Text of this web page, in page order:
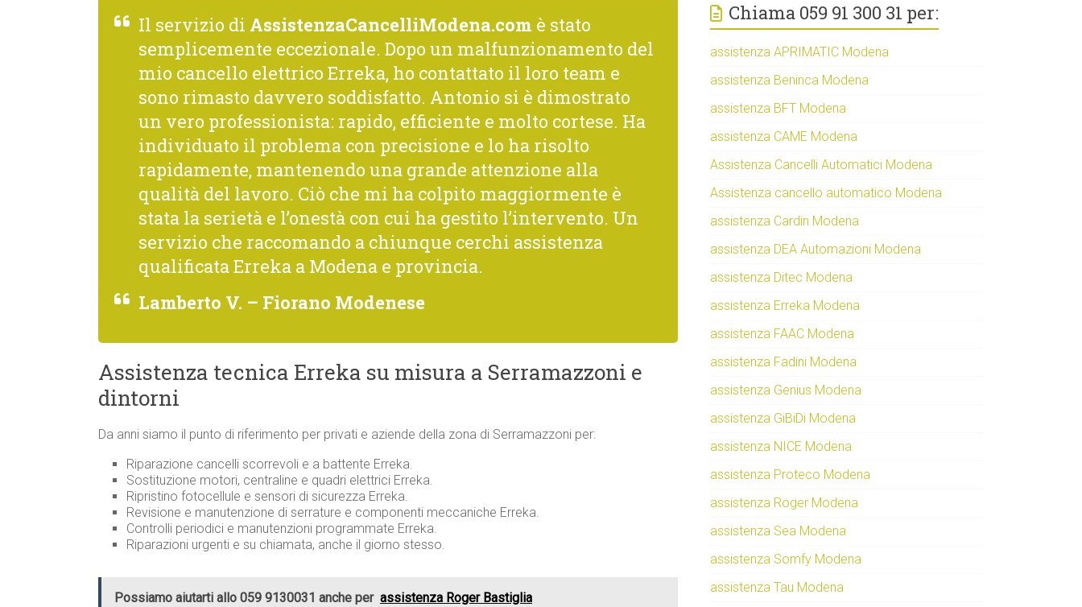
Il servizio di AssistenzaCancelliModena.com è stato
semplicemente eccezionale. Dopo un malfunzionamento del
mio cancello elettrico Erreka, ho contattato il loro team e
sono rimasto davvero soddisfatto. Antonio si è dimostrato
un vero professionista: rapido, efficiente e molto cortese. Ha
individuato il problema con precisione e lo ha risolto
rapidamente, mantenendo una grande attenzione alla
qualità del lavoro. Ciò che mi ha colpito maggiormente è
stata la serietà e l’onestà con cui ha gestito l’intervento. Un
servizio che raccomando a chiunque cerchi assistenza
qualificata Erreka a Modena e provincia.
Lamberto V. – Fiorano Modenese
Assistenza tecnica Erreka su misura a Serramazzoni e
dintorni
Da anni siamo il punto di riferimento per privati e aziende della zona di Serramazzoni per:
Riparazione cancelli scorrevoli e a battente Erreka.
Sostituzione motori, centraline e quadri elettrici Erreka.
Ripristino fotocellule e sensori di sicurezza Erreka.
Revisione e manutenzione di serrature e componenti meccaniche Erreka.
Controlli periodici e manutenzioni programmate Erreka.
Riparazioni urgenti e su chiamata, anche il giorno stesso.
Possiamo aiutarti allo 059 9130031 anche per assistenza Roger Bastiglia
l
a
Chiama 059 91 300 31 per:
assistenza APRIMATIC Modena
assistenza Beninca Modena
assistenza BFT Modena
assistenza CAME Modena
Assistenza Cancelli Automatici Modena
Assistenza cancello automatico Modena
assistenza Cardin Modena
assistenza DEA Automazioni Modena
assistenza Ditec Modena
assistenza Erreka Modena
assistenza FAAC Modena
assistenza Fadini Modena
assistenza Genius Modena
assistenza GiBiDi Modena
assistenza NICE Modena
assistenza Proteco Modena
assistenza Roger Modena
assistenza Sea Modena
assistenza Somfy Modena
assistenza Tau Modena